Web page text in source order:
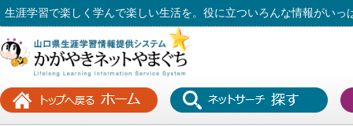
生涯学習で楽しく学んで楽しい生活を。役に立ついろんな情報がいっ